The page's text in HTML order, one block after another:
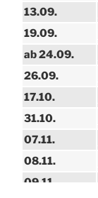
13.09.
19.09.
ab 24.09.
26.09.
17.10.
31.10.
07.11.
08.11.
09.11.